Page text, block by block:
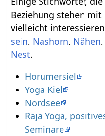
Beziehung stehen mit Nass
vielleicht
, , ,
.
Horumersiel
Yoga Kiel
Nordsee
Raja Yoga,
Seminare